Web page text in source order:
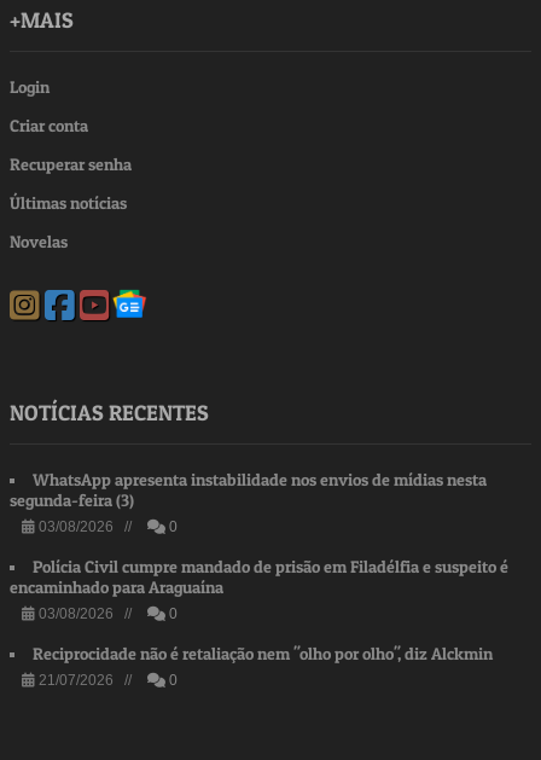
+MAIS
Login
Criar conta
Recuperar senha
Últimas notícias
Novelas
NOTÍCIAS RECENTES
WhatsApp apresenta instabilidade nos envios de mídias nesta
segunda-feira (3)
03/08/2026 // 0
Polícia Civil cumpre mandado de prisão em Filadélfia e suspeito é
encaminhado para Araguaína
03/08/2026 // 0
Reciprocidade não é retaliação nem "olho por olho", diz Alckmin
21/07/2026 // 0